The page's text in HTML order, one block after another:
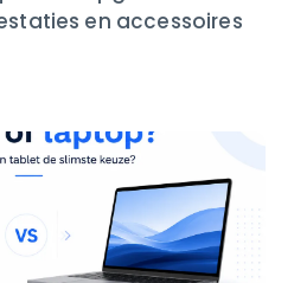
en accessoires